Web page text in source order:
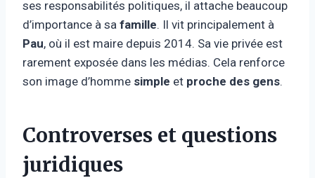
ses responsabilités politiques, il attache beaucoup
d’importance à sa famille. Il vit principalement à
Pau, où il est maire depuis 2014. Sa vie privée est
rarement exposée dans les médias. Cela renforce
son image d’homme simple et proche des gens.
Controverses et questions
juridiques